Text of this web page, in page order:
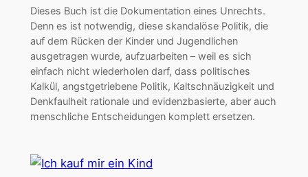
Dieses Buch ist die Dokumentation eines Unrechts.
Denn es ist notwendig, diese skandalöse Politik, die
auf dem Rücken der Kinder und Jugendlichen
ausgetragen wurde, aufzuarbeiten – weil es sich
einfach nicht wiederholen darf, dass politisches
Kalkül, angstgetriebene Politik, Kaltschnäuzigkeit und
Denkfaulheit rationale und evidenzbasierte, aber auch
menschliche Entscheidungen komplett ersetzen.